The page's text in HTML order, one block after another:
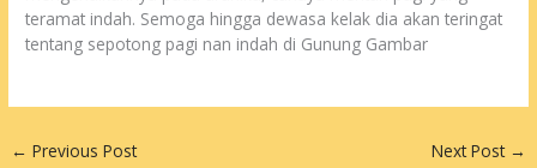
teramat indah. Semoga hingga dewasa kelak dia akan teringat
tentang sepotong pagi nan indah di Gunung Gambar
← Previous Post Next Post →